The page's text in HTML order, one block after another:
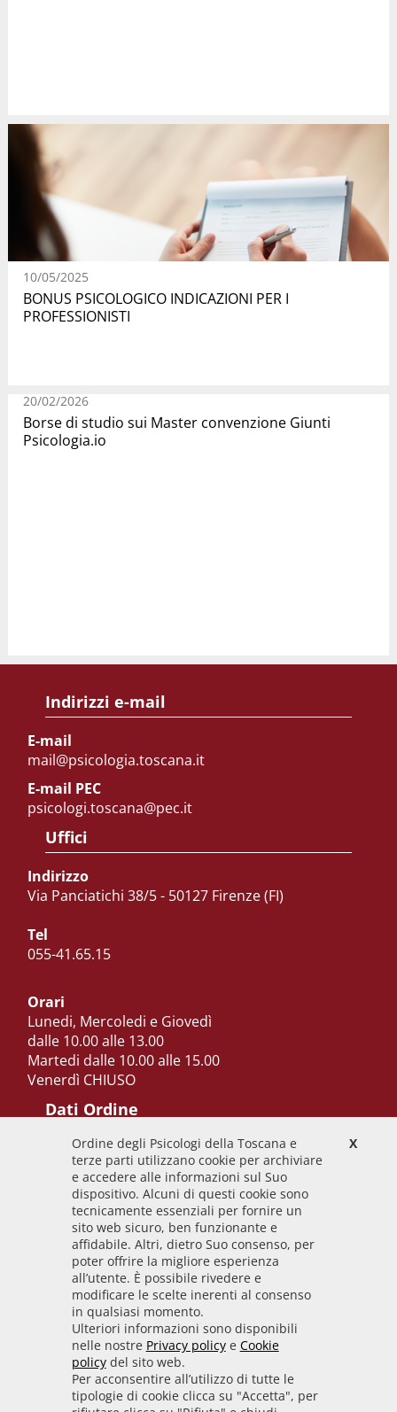
10/05/2025
BONUS PSICOLOGICO INDICAZIONI PER I
PROFESSIONISTI
20/02/2026
Borse di studio sui Master convenzione Giunti
Psicologia.io
Indirizzi e-mail
E-mail
mail@psicologia.toscana.it
E-mail PEC
psicologi.toscana@pec.it
Uffici
Indirizzo
Via Panciatichi 38/5 - 50127 Firenze (FI)
Tel
055-41.65.15
Orari
Lunedi, Mercoledi e Giovedì
dalle 10.00 alle 13.00
Martedi dalle 10.00 alle 15.00
Venerdì CHIUSO
Dati Ordine
Codice Fiscale
92009700458
Codice IPA
odpt_to
Linee guida
Sito realizzato seguendo le linee guida di sviluppo
per i servizi web delle PA pubblicate da AGID in
collaborazione con il TEAM PER LA
TRASFORMAZIONE DIGITALE.
X
Ordine degli Psicologi della Toscana e
terze parti utilizzano cookie per archiviare
e accedere alle informazioni sul Suo
dispositivo. Alcuni di questi cookie sono
tecnicamente essenziali per fornire un
sito web sicuro, ben funzionante e
affidabile. Altri, dietro Suo consenso, per
poter offrire la migliore esperienza
all’utente. È possibile rivedere e
modificare le scelte inerenti al consenso
in qualsiasi momento.
Ulteriori informazioni sono disponibili
nelle nostre Privacy policye Cookie
policydel sito web.
Per acconsentire all’utilizzo di tutte le
tipologie di cookie clicca su "Accetta", per